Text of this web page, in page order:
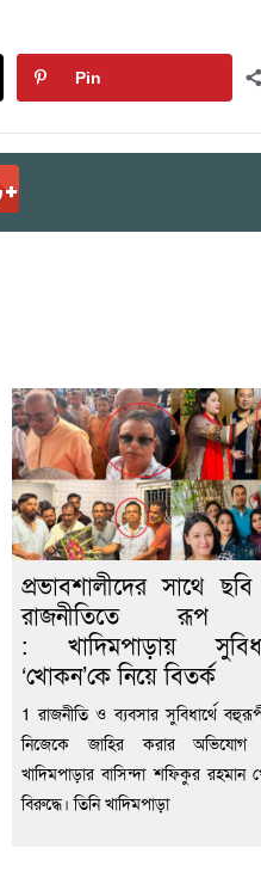
Pin
প্রভাবশালীদের সাথে
রাজনীতিতে রূপ
: খাদিমপাড়ায়
‘খোকন’কে নিয়ে বিতর্ক
1 রাজনীতি ও ব্যবসার সুবিধার্থে
নিজেকে জাহির করার অভিযোগ
খাদিমপাড়ার বাসিন্দা শফিকুর রহমান
বিরুদ্ধে। তিনি খাদিমপাড়া